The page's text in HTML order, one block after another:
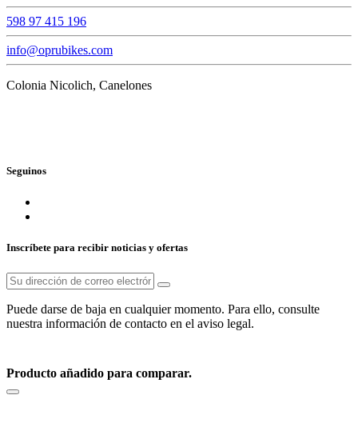
598 97 415 196
info@oprubikes.com
Colonia Nicolich, Canelones
Seguinos
Inscríbete para recibir noticias y ofertas
Puede darse de baja en cualquier momento. Para ello, consulte
nuestra información de contacto en el aviso legal.
Producto añadido para comparar.